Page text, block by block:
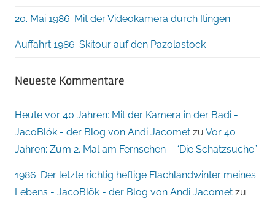
20. Mai 1986: Mit der Videokamera durch Itingen
Auffahrt 1986: Skitour auf den Pazolastock
Neueste Kommentare
Heute vor 40 Jahren: Mit der Kamera in der Badi -
JacoBlök - der Blog von Andi Jacomet zu Vor 40
Jahren: Zum 2. Mal am Fernsehen – “Die Schatzsuche”
1986: Der letzte richtig heftige Flachlandwinter meines
Lebens - JacoBlök - der Blog von Andi Jacomet zu